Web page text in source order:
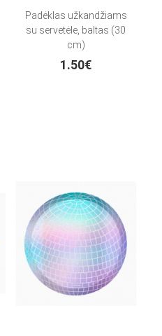
Padėklas užkandžiams
su servetėle, baltas (30
cm)
1.50€